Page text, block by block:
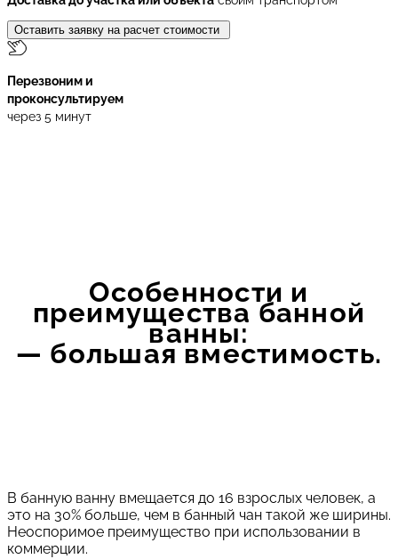
Оставить заявку на расчет стоимости
Перезвоним и
проконсультируем
через 5 минут
Особенности и
преимущества банной
ванны:
— большая вместимость.
В банную ванну вмещается до 16 взрослых человек, а
это на 30% больше, чем в банный чан такой же ширины.
Неоспоримое преимущество при использовании в
коммерции.